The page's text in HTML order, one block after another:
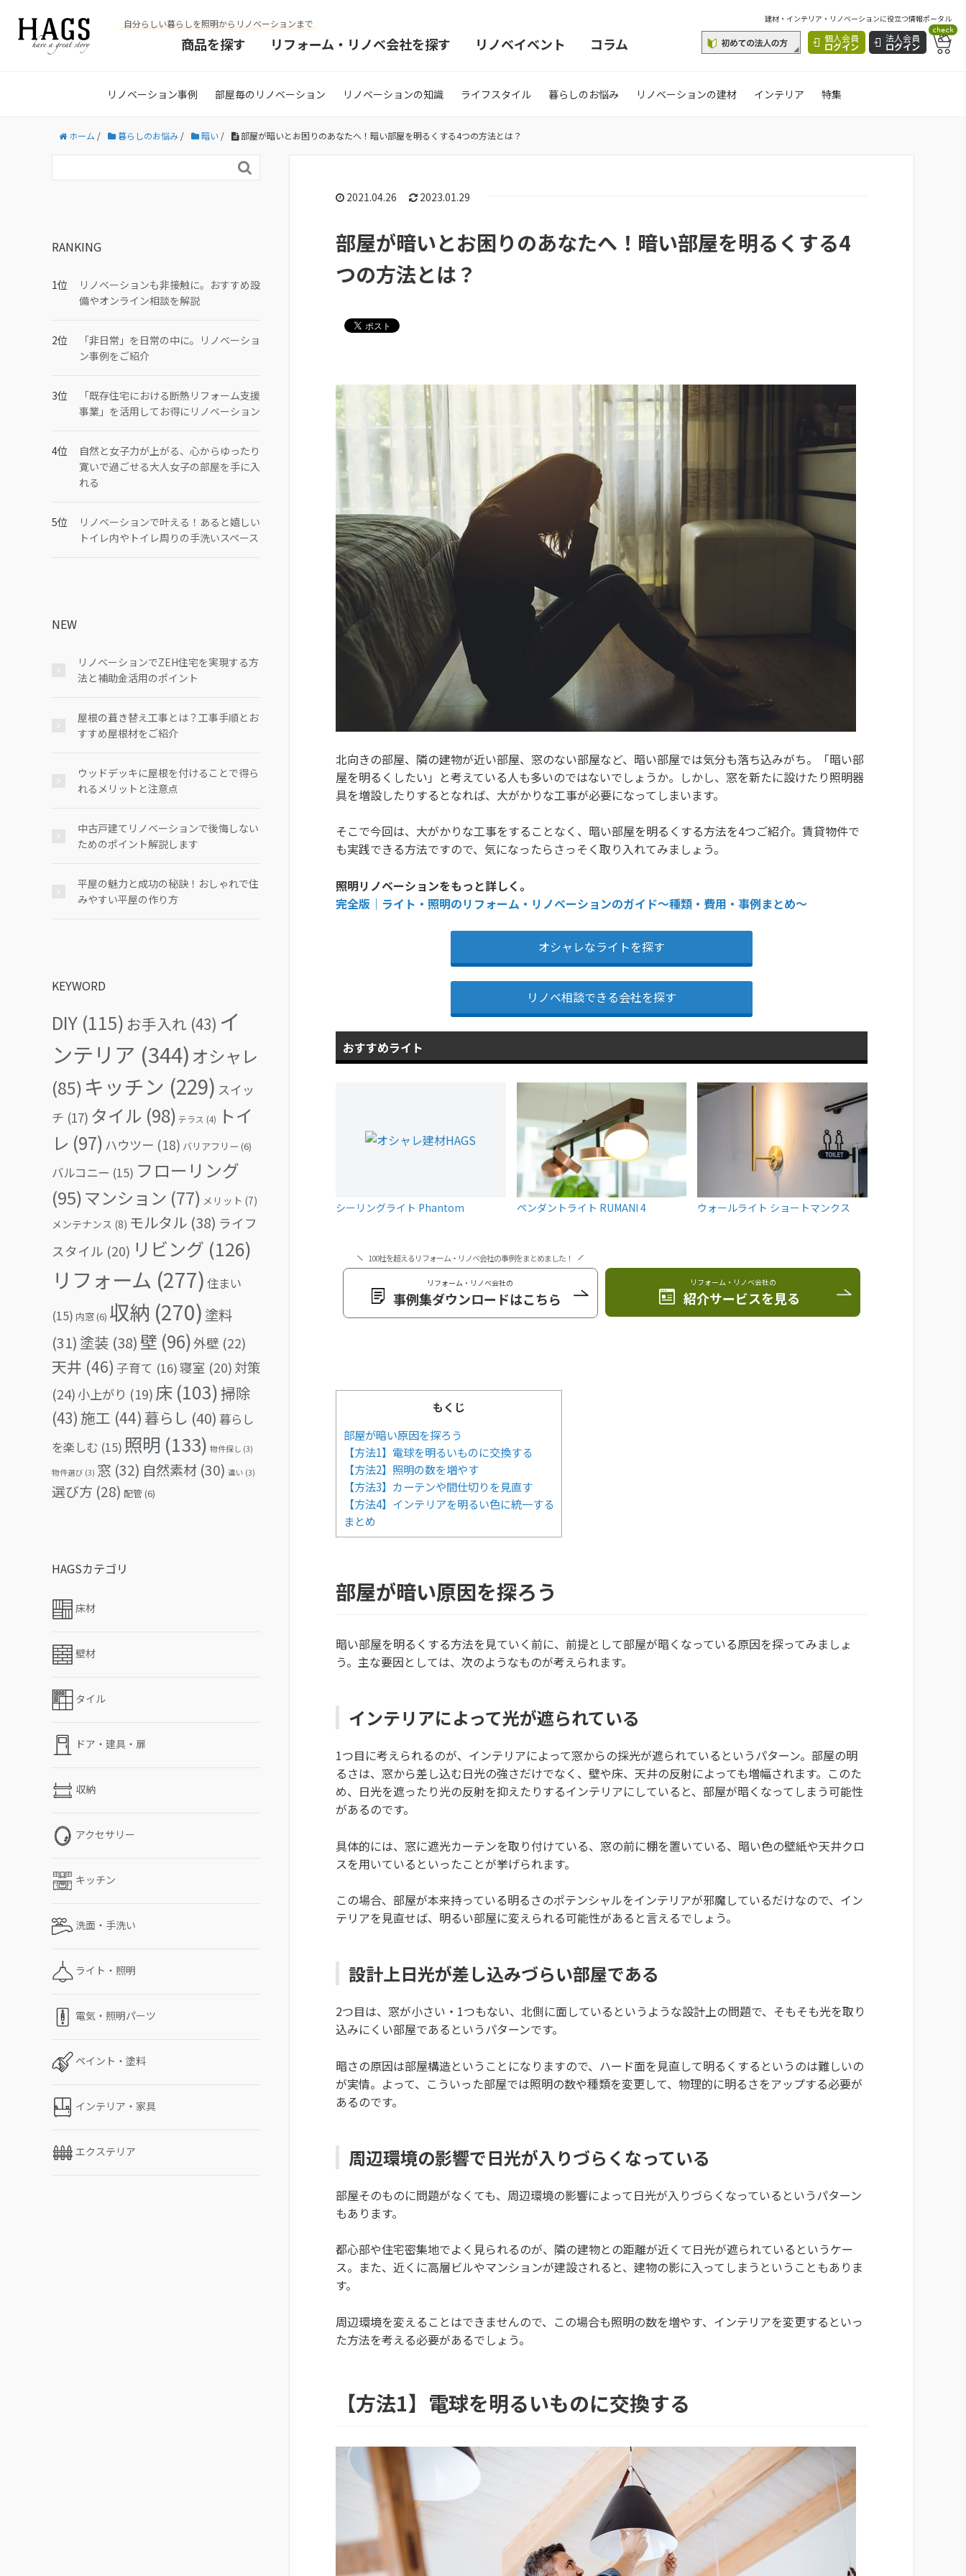
自分らしい暮らしを照明からリノベーションまで
商品を探す リフォーム・リノベ会社を探す リノベイベント コラム
建材・インテリア・リノベーションに役立つ情報ポータル
個人会員
ログイン
法人会員
ログイン
check
リノベーション事例 部屋毎のリノベーション リノベーションの知識 ライフスタイル 暮らしのお悩み リノベーションの建材 インテリア 特集
ホーム / 暮らしのお悩み / 暗い / 部屋が暗いとお困りのあなたへ！暗い部屋を明るくする4つの方法とは？
2021.04.26 2023.01.29
部屋が暗いとお困りのあなたへ！暗い部屋を明るくする4
つの方法とは？
北向きの部屋、隣の建物が近い部屋、窓のない部屋など、暗い部屋では気分も落ち込みがち。「暗い部
屋を明るくしたい」と考えている人も多いのではないでしょうか。しかし、窓を新たに設けたり照明器
具を増設したりするとなれば、大がかりな工事が必要になってしまいます。
そこで今回は、大がかりな工事をすることなく、暗い部屋を明るくする方法を4つご紹介。賃貸物件で
も実践できる方法ですので、気になったらさっそく取り入れてみましょう。
照明リノベーションをもっと詳しく。
完全版｜ライト・照明のリフォーム・リノベーションのガイド〜種類・費用・事例まとめ〜
オシャレなライトを探す
リノベ相談できる会社を探す
おすすめライト
シーリングライト Phantom ペンダントライト RUMANI 4 ウォールライト ショートマンクス
100社を超えるリフォーム・リノベ会社の事例をまとめました！
リフォーム・リノベ会社の
事例集ダウンロードはこちら
リフォーム・リノベ会社の
紹介サービスを見る
もくじ
部屋が暗い原因を探ろう
【方法1】電球を明るいものに交換する
【方法2】照明の数を増やす
【方法3】カーテンや間仕切りを見直す
【方法4】インテリアを明るい色に統一する
まとめ
部屋が暗い原因を探ろう
暗い部屋を明るくする方法を見ていく前に、前提として部屋が暗くなっている原因を探ってみましょ
う。主な要因としては、次のようなものが考えられます。
インテリアによって光が遮られている
1つ目に考えられるのが、インテリアによって窓からの採光が遮られているというパターン。部屋の明
るさは、窓から差し込む日光の強さだけでなく、壁や床、天井の反射によっても増幅されます。このた
め、日光を遮ったり光の反射を抑えたりするインテリアにしていると、部屋が暗くなってしまう可能性
があるのです。
具体的には、窓に遮光カーテンを取り付けている、窓の前に棚を置いている、暗い色の壁紙や天井クロ
スを用いているといったことが挙げられます。
この場合、部屋が本来持っている明るさのポテンシャルをインテリアが邪魔しているだけなので、イン
テリアを見直せば、明るい部屋に変えられる可能性があると言えるでしょう。
設計上日光が差し込みづらい部屋である
2つ目は、窓が小さい・1つもない、北側に面しているというような設計上の問題で、そもそも光を取り
込みにくい部屋であるというパターンです。
暗さの原因は部屋構造ということになりますので、ハード面を見直して明るくするというのは難しいの
が実情。よって、こういった部屋では照明の数や種類を変更して、物理的に明るさをアップする必要が
あるのです。
周辺環境の影響で日光が入りづらくなっている
部屋そのものに問題がなくても、周辺環境の影響によって日光が入りづらくなっているというパターン
もあります。
都心部や住宅密集地でよく見られるのが、隣の建物との距離が近くて日光が遮られているというケー
ス。また、近くに高層ビルやマンションが建設されると、建物の影に入ってしまうということもありま
す。
周辺環境を変えることはできませんので、この場合も照明の数を増やす、インテリアを変更するといっ
た方法を考える必要があるでしょう。
【方法1】電球を明るいものに交換する

RANKING
リノベーションも非接触に。おすすめ設
備やオンライン相談を解説
「非日常」を日常の中に。リノベーショ
ン事例をご紹介
「既存住宅における断熱リフォーム支援
事業」を活用してお得にリノベーション
自然と女子力が上がる、心からゆったり
寛いで過ごせる大人女子の部屋を手に入
れる
リノベーションで叶える！あると嬉しい
トイレ内やトイレ周りの手洗いスペース
NEW
リノベーションでZEH住宅を実現する方
法と補助金活用のポイント
屋根の葺き替え工事とは？工事手順とお
すすめ屋根材をご紹介
ウッドデッキに屋根を付けることで得ら
れるメリットと注意点
中古戸建てリノベーションで後悔しない
ためのポイント解説します
平屋の魅力と成功の秘訣！おしゃれで住
みやすい平屋の作り方
KEYWORD
DIY (115) お手入れ (43) イ
ンテリア (344) オシャレ
(85) キッチン (229) スイッ
チ (17) タイル (98) テラス (4)
トイ
レ (97) ハウツー (18) バリアフリー (6)
バルコニー (15) フローリング
(95)マンション (77) メリット (7)
メンテナンス (8) モルタル (38) ライフ
スタイル (20) リビング (126)
リフォーム (277) 住まい
(15) 内窓(6) 収納 (270) 塗料
(31) 塗装 (38) 壁 (96)外壁 (22)
天井 (46) 子育て (16)寝室 (20) 対策
(24)小上がり (19) 床 (103)掃除
(43) 施工 (44) 暮らし (40) 暮らし
を楽しむ (15) 照明 (133) 物件探し (3)
物件選び (3) 窓 (32) 自然素材 (30) 違い (3)
選び方 (28) 配管(6)
HAGSカテゴリ
床材
壁材
タイル
ドア・建具・扉
収納
アクセサリー
キッチン
洗面・手洗い
ライト・照明
電気・照明パーツ
ペイント・塗料
インテリア・家具
エクステリア